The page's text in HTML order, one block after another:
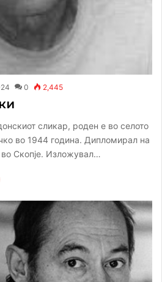
0 2,445
сликар, роден е во селото
во 1944 година. Дипломирал на
Скопје. Изложувал…